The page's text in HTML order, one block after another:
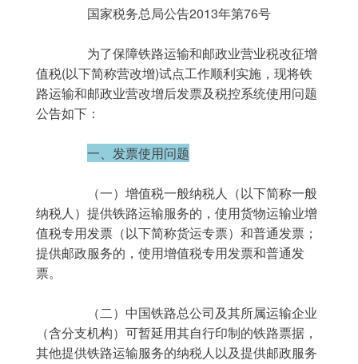
	　　国家税务总局公告2013年第76号
值税(以下简称营改增)试点工作顺利实施，现将铁
路运输和邮政业营改增后发票及税控系统使用问题
公告如下：
一、发票使用问题
纳税人）提供铁路运输服务的，使用货物运输业增
值税专用发票（以下简称货运专票）和普通发票；
提供邮政服务的，使用增值税专用发票和普通发
票。
（含分支机构）可暂延用其自行印制的铁路票据，
其他提供铁路运输服务的纳税人以及提供邮政服务